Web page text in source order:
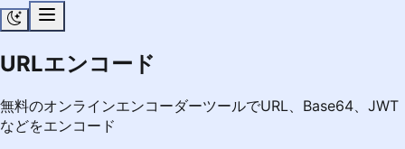
URLエンコード
無料のオンラインエンコーダーツールでURL、Base64、JWT
などをエンコード